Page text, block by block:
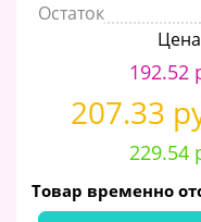
Остаток
192.52
207.33
229.54
Товар временно